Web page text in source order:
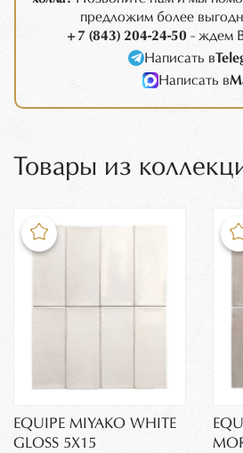
предложим более
+7 (843) 204-24-50- ждем
Написать в
Написать в
Товары из
EQUIPE MIYAKO WHITE
GLOSS 5X15